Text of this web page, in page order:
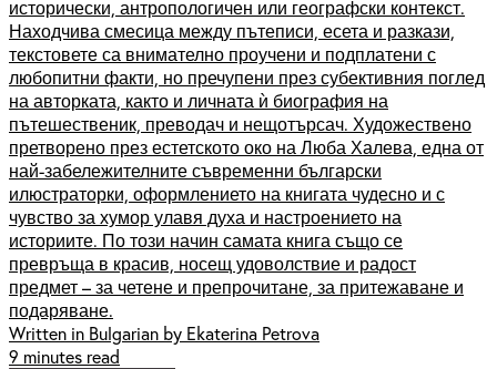
исторически, антропологичен или географски контекст.
Находчива смесица между пътеписи, есета и разкази,
текстовете са внимателно проучени и подплатени с
любопитни факти, но пречупени през субективния поглед
на авторката, както и личната ѝ биография на
пътешественик, преводач и нещотърсач. Художествено
претворено през естетското око на Люба Халева, една от
най-забележителните съвременни български
илюстраторки, оформлението на книгата чудесно и с
чувство за хумор улавя духа и настроението на
историите. По този начин самата книга също се
превръща в красив, носещ удоволствие и радост
предмет – за четене и препрочитане, за притежаване и
подаряване.
Written in Bulgarian by Ekaterina Petrova
9 minutes read